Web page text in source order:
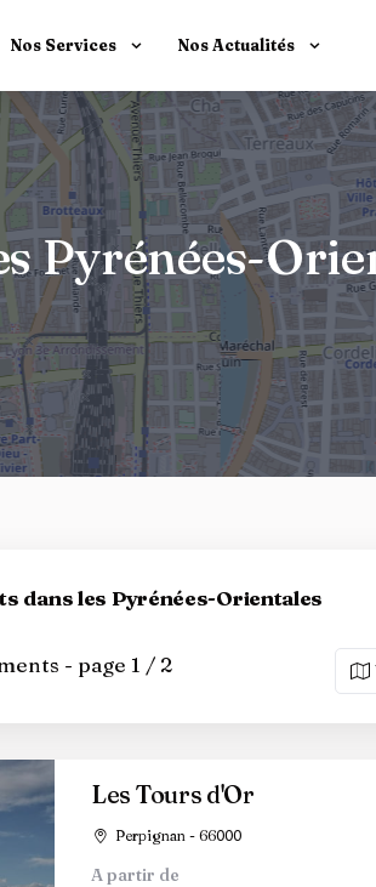
Nos Services Nos Actualités
Pyrénées-
dans les Pyrénées-Orientales
- page 1 / 2
Les Tours d'Or
Perpignan - 66000
A partir de